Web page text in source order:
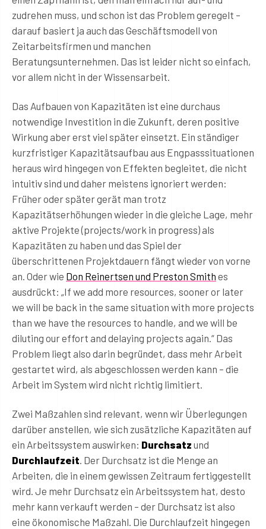
zudrehen muss, und schon ist das Problem geregelt –
darauf basiert ja auch das Geschäftsmodell von
Zeitarbeitsfirmen und manchen
Beratungsunternehmen. Das ist leider nicht so einfach,
vor allem nicht in der Wissensarbeit.
Das Aufbauen von Kapazitäten ist eine durchaus
notwendige Investition in die Zukunft, deren positive
Wirkung aber erst viel später einsetzt. Ein ständiger
kurzfristiger Kapazitätsaufbau aus Engpasssituationen
heraus wird hingegen von Effekten begleitet, die nicht
intuitiv sind und daher meistens ignoriert werden:
Früher oder später gerät man trotz
Kapazitätserhöhungen wieder in die gleiche Lage, mehr
aktive Projekte (projects/work in progress) als
Kapazitäten zu haben und das Spiel der
überschrittenen Projektdauern fängt wieder von vorne
an. Oder wie Don Reinertsen und Preston Smith es
ausdrückt: „If we add more resources, sooner or later
we will be back in the same situation with more projects
than we have the resources to handle, and we will be
diluting our effort and delaying projects again.“ Das
Problem liegt also darin begründet, dass mehr Arbeit
gestartet wird, als abgeschlossen werden kann – die
Arbeit im System wird nicht richtig limitiert.
Zwei Maßzahlen sind relevant, wenn wir Überlegungen
darüber anstellen, wie sich zusätzliche Kapazitäten auf
ein Arbeitssystem auswirken: Durchsatz und
Durchlaufzeit. Der Durchsatz ist die Menge an
Arbeiten, die in einem gewissen Zeitraum fertiggestellt
wird. Je mehr Durchsatz ein Arbeitssystem hat, desto
mehr kann verkauft werden – der Durchsatz ist also
eine ökonomische Maßzahl. Die Durchlaufzeit hingegen